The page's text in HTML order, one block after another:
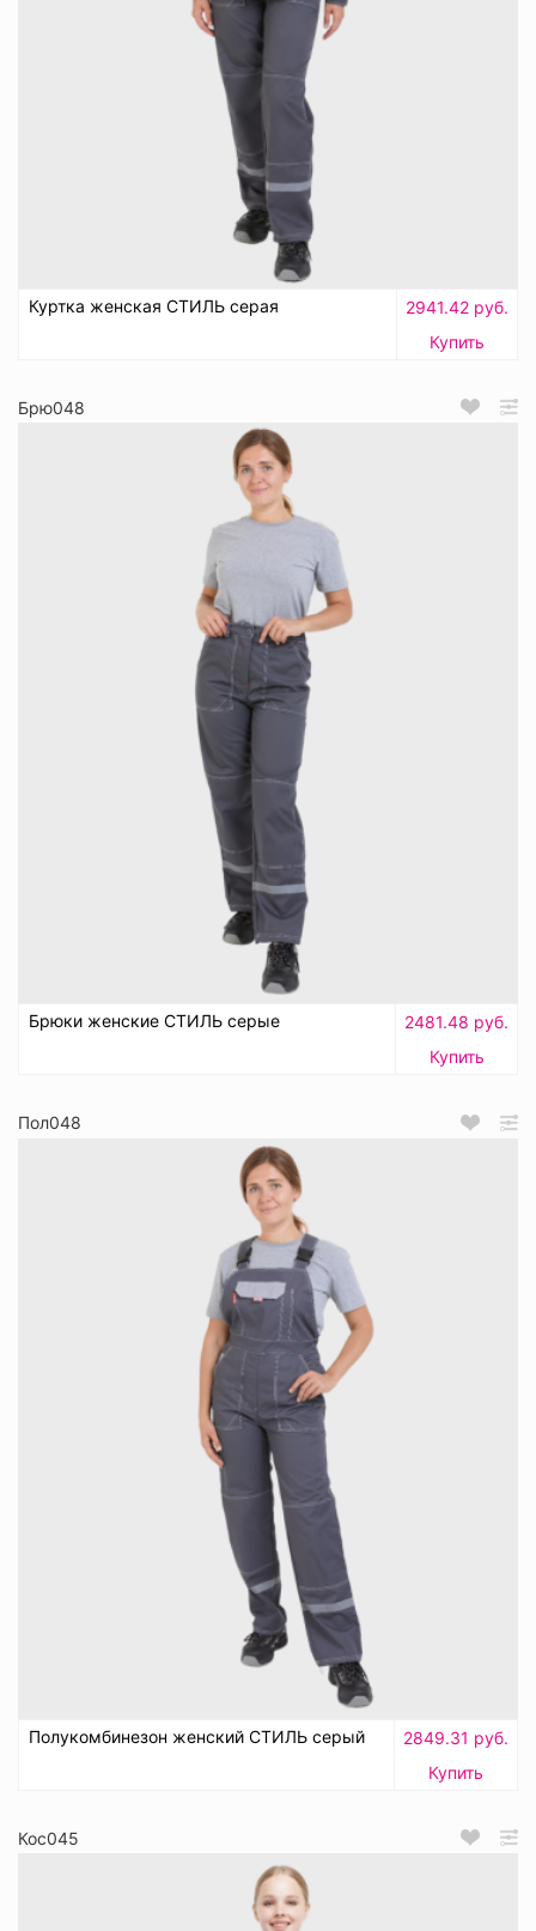
Куртка женская СТИЛЬ серая
2941.42 руб.
Купить
Брю048
Брюки женские СТИЛЬ серые
2481.48 руб.
Купить
Пол048
Полукомбинезон женский СТИЛЬ серый
2849.31 руб.
Купить
Кос045